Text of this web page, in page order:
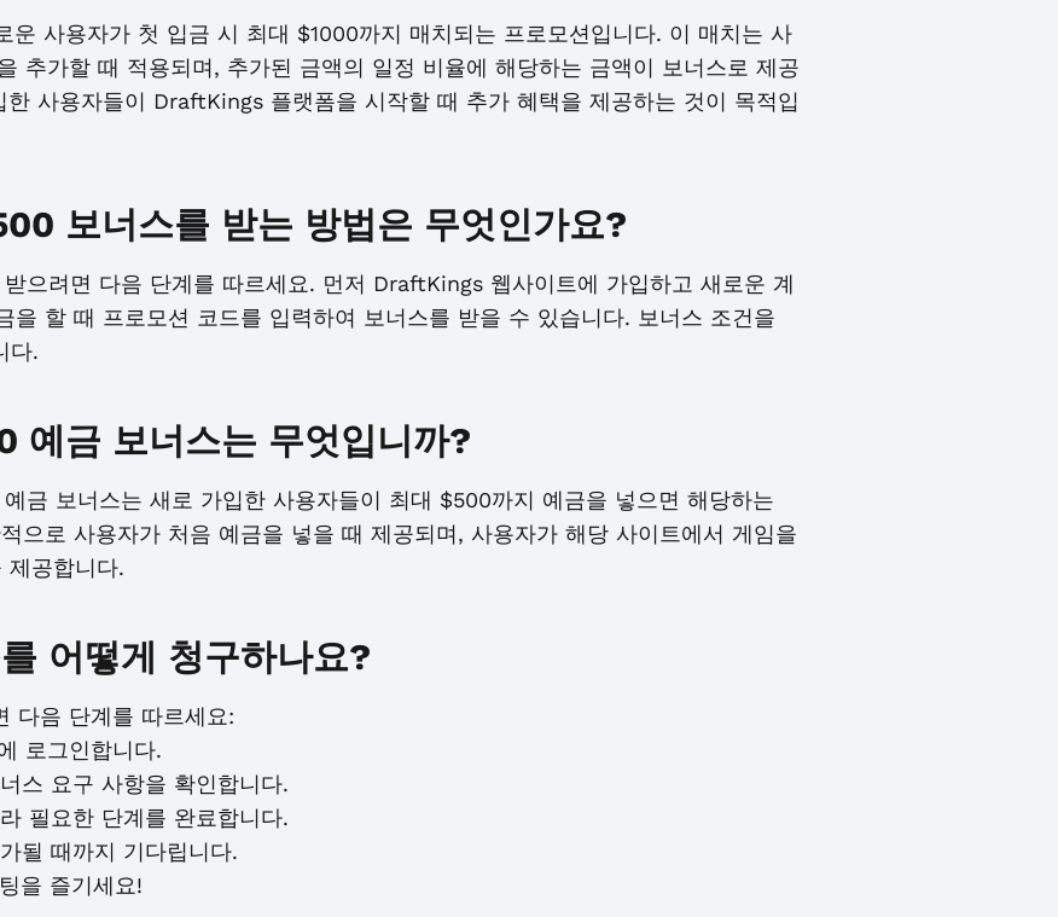
사용자가 첫 입금 시 최대 $1000까지 매치되는 프로모션입니다. 이 매치는 사
추가할 때 적용되며, 추가된 금액의 일정 비율에 해당하는 금액이 보너스로 제공
사용자들이 DraftKings 플랫폼을 시작할 때 추가 혜택을 제공하는 것이 목적입
보너스를 받는 방법은 무엇인가요?
으려면 다음 단계를 따르세요. 먼저 DraftKings 웹사이트에 가입하고 새로운 계
을 할 때 프로모션 코드를 입력하여 보너스를 받을 수 있습니다. 보너스 조건을
다.
금 보너스는 무엇입니까?
금 보너스는 새로 가입한 사용자들이 최대 $500까지 예금을 넣으면 해당하는
으로 사용자가 처음 예금을 넣을 때 제공되며, 사용자가 해당 사이트에서 게임을
제공합니다.
어떻게 청구하나요?
다음 단계를 따르세요:
로그인합니다.
스 요구 사항을 확인합니다.
필요한 단계를 완료합니다.
될 때까지 기다립니다.
을 즐기세요!